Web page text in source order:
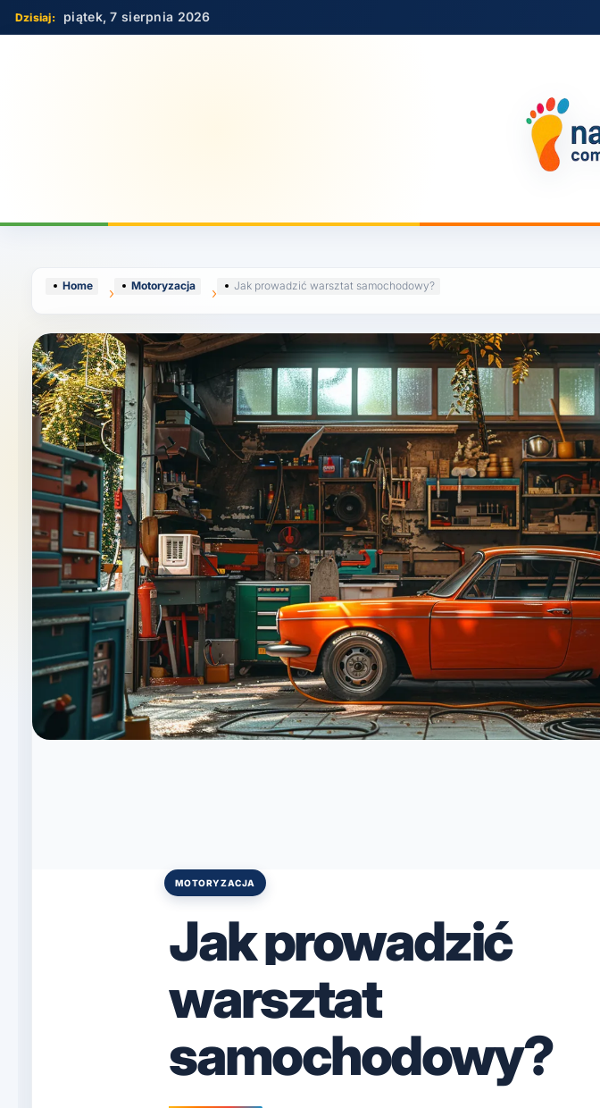
Skip
to
piątek, 7 sierpnia 2026
Home Motoryzacja Jak prowadzić warsztat samochodowy?
Posted
MOTORYZACJA
Jak prowadzić
warsztat
samochodowy?